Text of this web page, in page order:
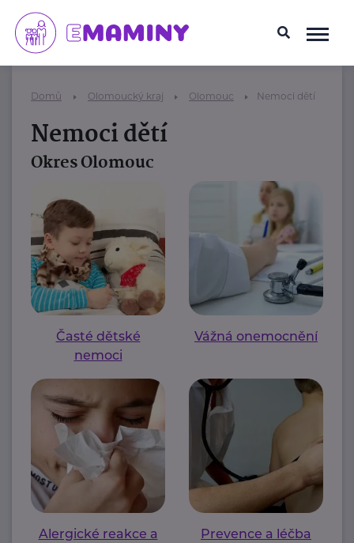
Domů Olomoucký kraj Olomouc Nemoci dětí
Nemoci dětí
Okres Olomouc
Časté dětské
nemoci
Vážná onemocnění
Alergické reakce a
Prevence a léčba